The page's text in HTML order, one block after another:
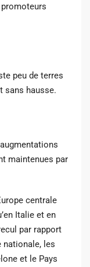
peu de terres
sans hausse.
maintenues par
centrale
Italie et en
par rapport
nationale, les
et le Pays